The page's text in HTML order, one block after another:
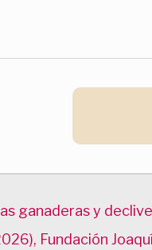
ganaderas y
Fundación